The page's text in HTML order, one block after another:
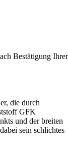
Bestätigung Ihrer
die durch
GFK
und der breiten
sein schlichtes